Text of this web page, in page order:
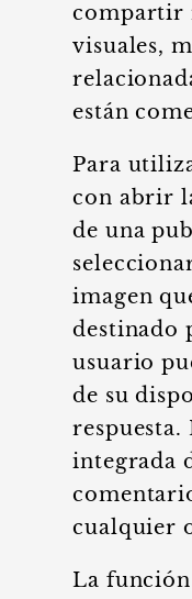
compartir
visuales,
están
Para
con abrir
de una
imagen
destinado
usuario
de su
respuesta.
integrada
cualquier
La